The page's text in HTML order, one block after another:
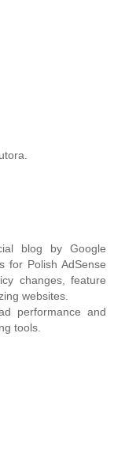
blog by Google
for Polish AdSense
changes, feature
websites.
performance and
tools.